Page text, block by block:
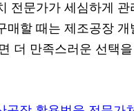
전문가가 세심하게
할 때는 제조공장 개
더 만족스러운 선택